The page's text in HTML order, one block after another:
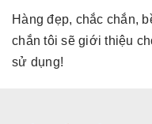
Hàng đẹp, chắc chắn,
chắn tôi sẽ giới thiệu
sử dụng!